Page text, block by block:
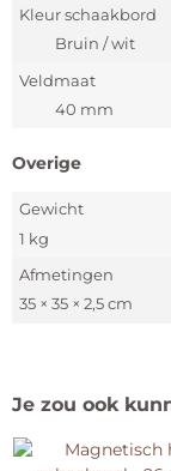
Kleur schaakbord
Bruin / wit
Veldmaat
40 mm
Overige
Gewicht
1 kg
Afmetingen
35 × 35 × 2,5 cm
Je zou ook